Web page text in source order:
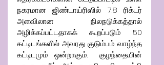
நகரமான ஜிண்டாய்ரிஸில் 7.8 ரிக்டர்
அளவிலான நிலநடுக்கத்தால்
அழிக்கப்பட்டதாகக் கூறப்படும் 50
கட்டிடங்களில் அவரது குடும்பம் வாழ்ந்த
கட்டிடமும் ஒன்றாகும்.  குழந்தையின்